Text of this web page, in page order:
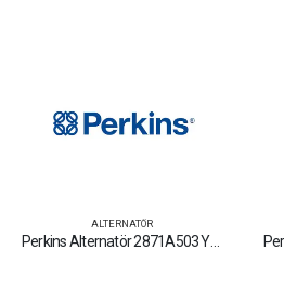
ALTERNATÖR
Perkins Alternatör 2871A503 Yedek Parça Fiyat Tamir Bakım Satan Firmalar